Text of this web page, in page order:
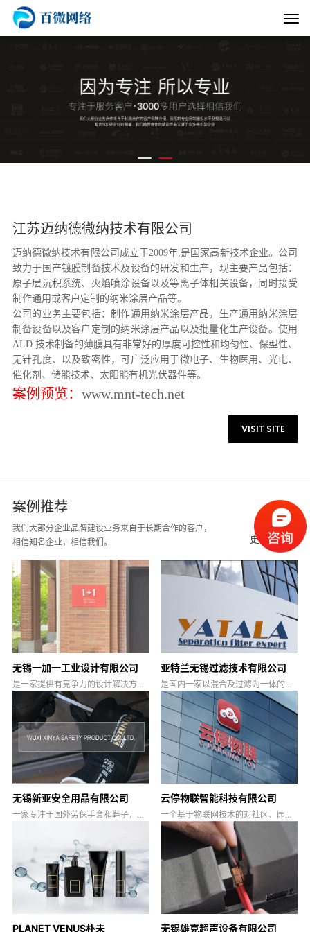
江苏迈纳德微纳技术有限公司
迈纳德微纳技术有限公司成立于2009年,是国家高新技术企业。公司
致力于国产镀膜制备技术及设备的研发和生产，现主要产品包括：
原子层沉积系统、火焰喷涂设备以及等离子体相关设备，同时接受
制作通用或客户定制的纳米涂层产品等。
公司的业务主要包括：制作通用纳米涂层产品，生产通用纳米涂层
制备设备以及客户定制的纳米涂层产品以及批量化生产设备。使用
ALD 技术制备的薄膜具有非常好的厚度可控性和均匀性、保型性、
无针孔度、以及致密性，可广泛应用于微电子、生物医用、光电、
催化剂、储能技术、太阳能有机光伏器件等。
案例预览： www.mnt-tech.net
VISIT SITE
案例推荐
我们大部分企业品牌建设业务来自于长期合作的客户，
相信知名企业，相信我们。
更多案例 +
无锡一加一工业设计有限公司
是一家提供有竞争力的设计解决方案
和服务的设计团队
亚特兰无锡过滤技术有限公司
是国内一家以混合及过滤为一体的创
新型技术企业，专注于工业流体处理
解决方案
无锡新亚安全用品有限公司
一家专注于国外劳保手套和鞋子，出
云停物联智能科技有限公司
一个基于物联网技术的对社区、园
区、大厦、商业中心等场所停车设施
进行智能管控
PLANET VENUS朴未 无锡雄克超声设备有限公司